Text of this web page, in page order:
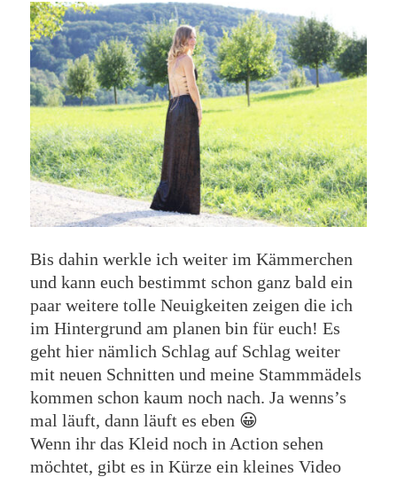
Bis dahin werkle ich weiter im Kämmerchen
und kann euch bestimmt schon ganz bald ein
paar weitere tolle Neuigkeiten zeigen die ich
im Hintergrund am planen bin für euch! Es
geht hier nämlich Schlag auf Schlag weiter
mit neuen Schnitten und meine Stammmädels
kommen schon kaum noch nach. Ja wenns’s
mal läuft, dann läuft es eben 😀
Wenn ihr das Kleid noch in Action sehen
möchtet, gibt es in Kürze ein kleines Video